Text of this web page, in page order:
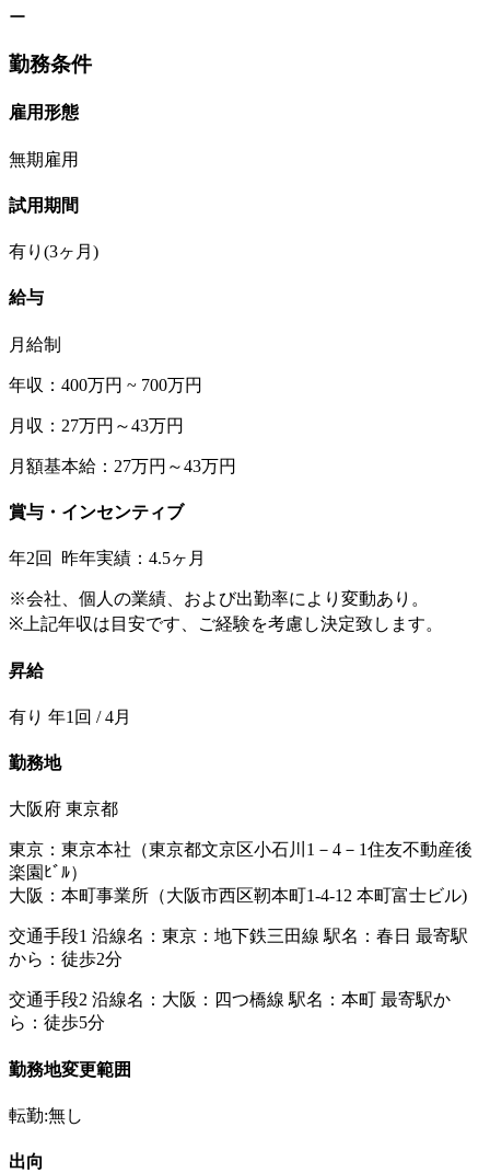
ー
勤務条件
雇用形態
無期雇用
試用期間
有り(3ヶ月)
給与
月給制
年収：400万円 ~ 700万円
月収：27万円～43万円
月額基本給：27万円～43万円
賞与・インセンティブ
年2回 昨年実績：4.5ヶ月
※会社、個人の業績、および出勤率により変動あり。
※上記年収は目安です、ご経験を考慮し決定致します。
昇給
有り 年1回 / 4月
勤務地
大阪府 東京都
東京：東京本社（東京都文京区小石川1－4－1住友不動産後
楽園ﾋﾞﾙ）
大阪：本町事業所（大阪市西区靭本町1-4-12 本町富士ビル)
交通手段1 沿線名：東京：地下鉄三田線 駅名：春日 最寄駅
から：徒歩2分
交通手段2 沿線名：大阪：四つ橋線 駅名：本町 最寄駅か
ら：徒歩5分
勤務地変更範囲
転勤:無し
出向